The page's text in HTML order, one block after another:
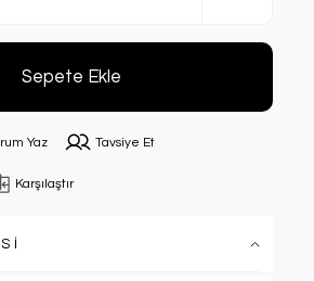
Sepete Ekle
Yaz Tavsiye Et
Karşılaştır